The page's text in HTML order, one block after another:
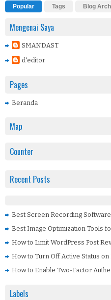
Popular Tags Blog
Mengenai Saya
SMANDAST
d'editor
Pages
Beranda
Map
Counter
Recent Posts
Best Screen Recording
Best Image Optimization Tools
How to Limit WordPress Post
How to Turn Off Active Status on
How to Enable Two-Factor
Labels